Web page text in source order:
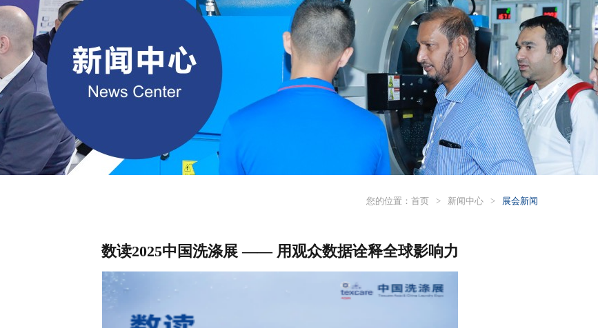
您的位置： 首页 > 新闻中心 > 展会新闻
数读2025中国洗涤展——用观众数据诠释全球影响力